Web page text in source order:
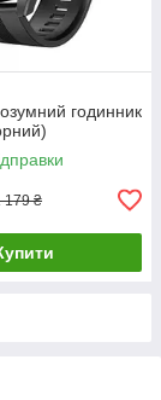
годинник
179 ₴